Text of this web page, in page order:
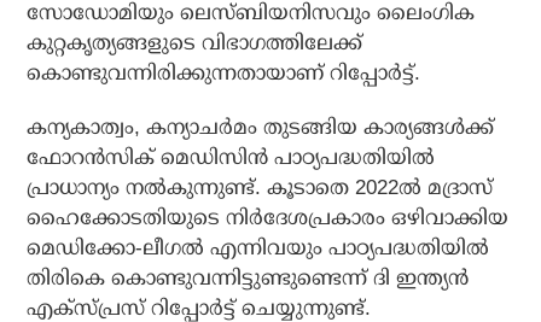
സോഡോമിയും ലെസ്ബിയനിസവും ലൈംഗിക
കുറ്റകൃത്യങ്ങളുടെ വിഭാഗത്തിലേക്ക്
കൊണ്ടുവന്നിരിക്കുന്നതായാണ് റിപ്പോര്‍ട്ട്.
കന്യകാത്വം, കന്യാചര്‍മം തുടങ്ങിയ കാര്യങ്ങള്‍ക്ക്
ഫോറന്‍സിക് മെഡിസിന്‍ പാഠ്യപദ്ധതിയില്‍
പ്രാധാന്യം നല്‍കുന്നുണ്ട്. കൂടാതെ 2022ല്‍ മദ്രാസ്
ഹൈക്കോടതിയുടെ നിര്‍ദേശപ്രകാരം ഒഴിവാക്കിയ
മെഡിക്കോ-ലീഗല്‍ എന്നിവയും പാഠ്യപദ്ധതിയില്‍
തിരികെ കൊണ്ടുവന്നിട്ടുണ്ടുണ്ടെന്ന് ദി ഇന്ത്യന്‍
എക്‌സ്പ്രസ് റിപ്പോര്‍ട്ട് ചെയ്യുന്നുണ്ട്.